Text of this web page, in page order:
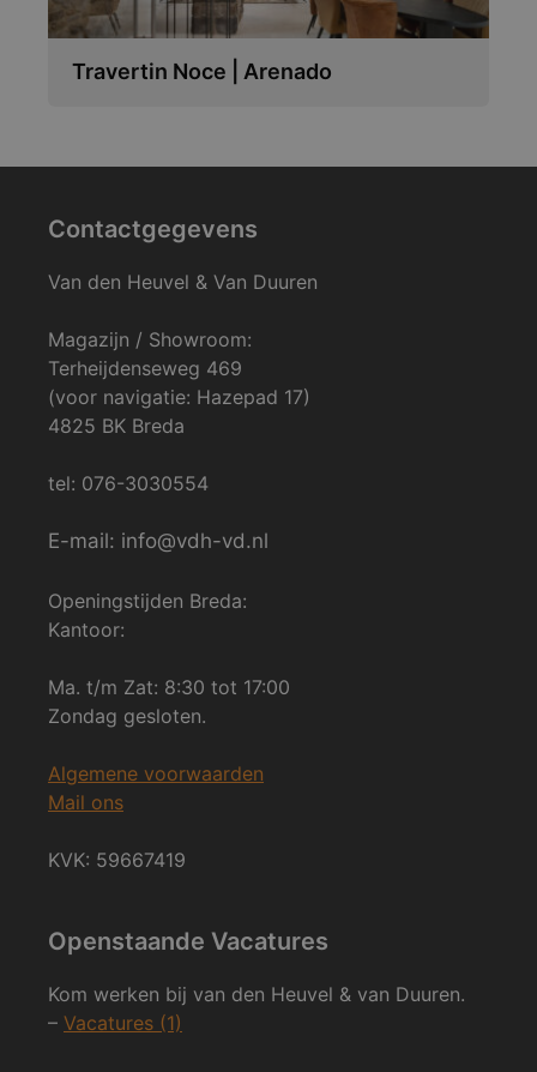
Travertin Noce | Arenado
Contactgegevens
Van den Heuvel & Van Duuren
Magazijn / Showroom:
Terheijdenseweg 469
(voor navigatie: Hazepad 17)
4825 BK Breda
tel: 076-3030554
E-mail: info@vdh-vd.nl
Openingstijden Breda:
Kantoor:
Ma. t/m Zat: 8:30 tot 17:00
Zondag gesloten.
Algemene voorwaarden
Mail ons
KVK: 59667419
Openstaande Vacatures
Kom werken bij van den Heuvel & van Duuren.
– Vacatures (1)